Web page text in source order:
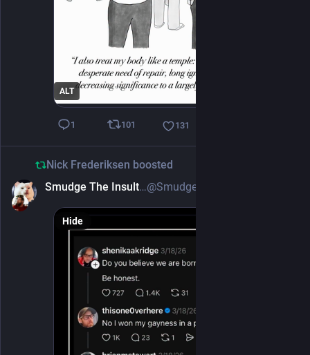
ALT
1 101 131
Nick Frederiksen boosted
Smudge The Insult Cat 🐀
Hide